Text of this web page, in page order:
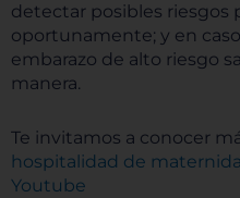
detectar posibles riesgos
oportunamente; y en
embarazo de alto riesgo
manera.
Te invitamos a conocer
hospitalidad de
Youtube